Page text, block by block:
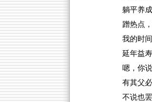
躺平养
蹭热点
我的时
延年益
嗯，你
有其父
不说也罢